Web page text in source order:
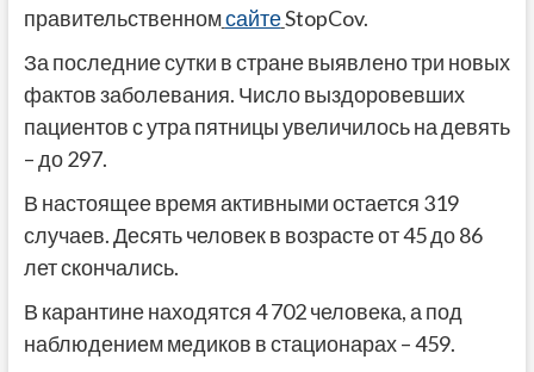
правительственномсайтеStopCov.
За последние сутки в стране выявлено три новых
фактов заболевания. Число выздоровевших
пациентов с утра пятницы увеличилось на девять
– до 297.
В настоящее время активными остается 319
случаев. Десять человек в возрасте от 45 до 86
лет скончались.
В карантине находятся 4 702 человека, а под
наблюдением медиков в стационарах – 459.